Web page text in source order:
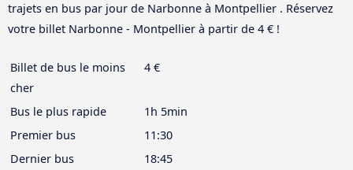
trajets en bus par jour de Narbonne à Montpellier . Réservez
votre billet Narbonne - Montpellier à partir de 4 € !
Billet de bus le moins
cher
4 €
Bus le plus rapide
1h 5min
Premier bus
11:30
Dernier bus
18:45